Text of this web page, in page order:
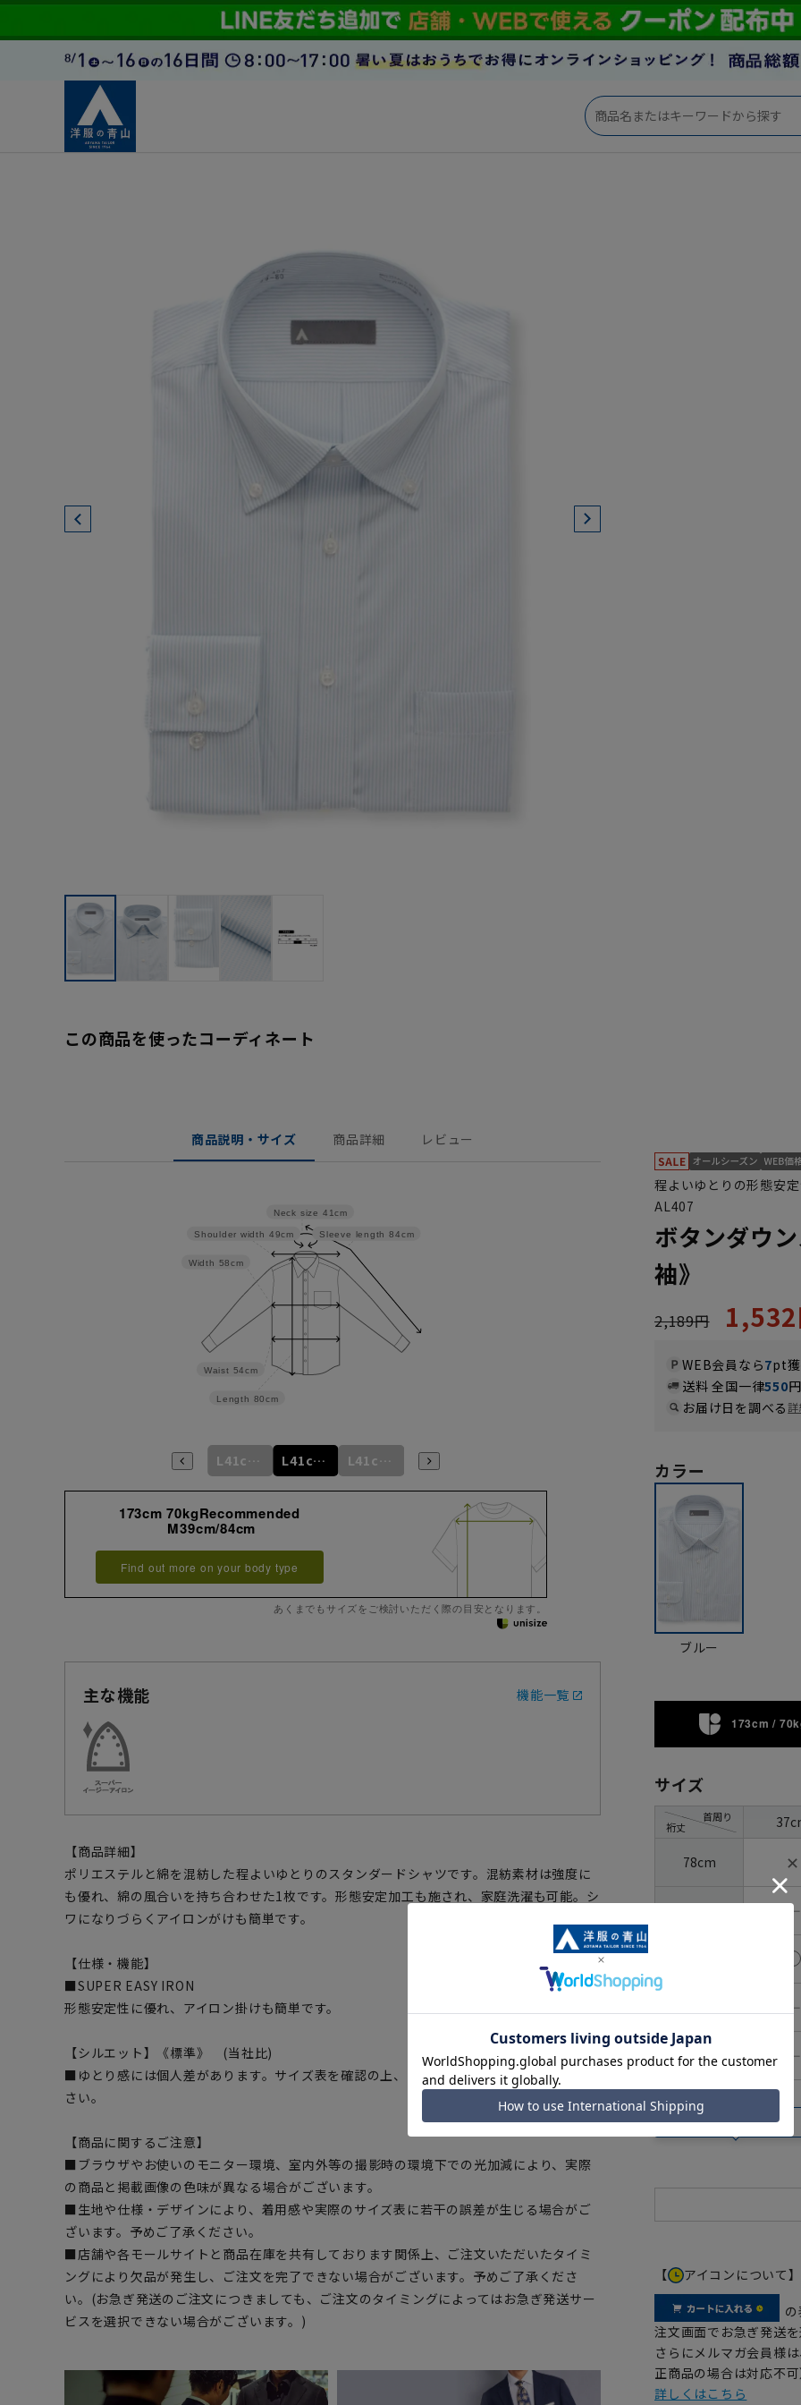
この商品を使ったコーディネート
商品説明・サイズ 商品詳細 レビュー
Sleeve length 84cm
Neck size 41cm
Length 80cm
Waist 54cm
Width 58cm
Shoulder width 49cm
L41cm/80cm L41cm/82cm L41cm/84cm L41cm/86cm
173cm 70kgRecommended
M39cm/84cm
Find out more on your body type
あくまでもサイズをご検討いただく際の目安となります。
主な機能 機能一覧
【商品詳細】
ポリエステルと綿を混紡した程よいゆとりのスタンダードシャツです。混紡素材は強度に
も優れ、綿の風合いを持ち合わせた1枚です。形態安定加工も施され、家庭洗濯も可能。シ
ワになりづらくアイロンがけも簡単です。
【仕様・機能】
■SUPER EASY IRON
形態安定性に優れ、アイロン掛けも簡単です。
【シルエット】《標準》 (当社比)
■ゆとり感には個人差があります。サイズ表を確認の上、ご購入の目安としてご利用くだ
さい。
【商品に関するご注意】
■ブラウザやお使いのモニター環境、室内外等の撮影時の環境下での光加減により、実際
の商品と掲載画像の色味が異なる場合がございます。
■生地や仕様・デザインにより、着用感や実際のサイズ表に若干の誤差が生じる場合がご
ざいます。予めご了承ください。
■店舗や各モールサイトと商品在庫を共有しております関係上、ご注文いただいたタイミ
ングにより欠品が発生し、ご注文を完了できない場合がございます。予めご了承くださ
い。(お急ぎ発送のご注文につきましても、ご注文のタイミングによってはお急ぎ発送サー
ビスを選択できない場合がございます。)
程よいゆとりの形態安
AL407
ボタンダウ
袖》
2,189円
WEB会員なら7pt
送料 全国一律550
お届け日を調べる
カラー
ブルー
173cm /
サイズ
裄丈
首周り
78cm ✕
―
―
86cm ―
【特別価格】在庫限り
【 アイコンについて】
注文画面でお急ぎ発送
さらにメルマガ会員様
正商品の場合は対応不
詳しくはこちら